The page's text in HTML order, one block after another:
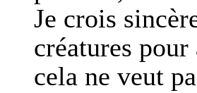
Je crois
créatures
cela ne veut